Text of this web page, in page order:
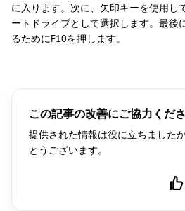
に入ります。次に、矢印キーを使用し
ートドライブとして選択します。最後
るためにF10を押します。
この記事の改善にご協力くださ
提供された情報は役に立ちました
とうございます。